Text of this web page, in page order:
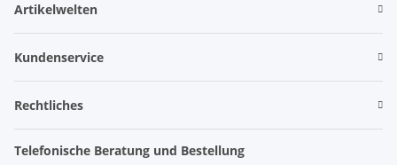
Artikelwelten
Kundenservice
Rechtliches
Telefonische Beratung und Bestellung